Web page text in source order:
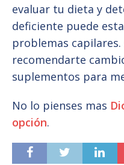
evaluar tu dieta y
deficiente puede
problemas capilares.
recomendarte
suplementos para
No lo pienses mas
opción.